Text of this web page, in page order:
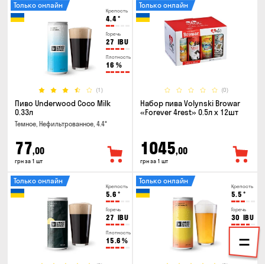
Крепость
4.4°
Горечь
27 IBU
Плотность
16 %
(1)
Только онлайн
Пиво Underwood Coco Milk
0.33л
Темное, Нефильтрованное, 4.4°
77,00
грн за 1 шт
(0)
Только онлайн
Набор пива Volynski Browar
«Forever 4rest» 0.5л х 12шт
1045,00
грн за 1 шт
Крепость
5.6 °
Горечь
27 IBU
Плотность
15.6 %
Только онлайн
Крепость
5.5 °
Горечь
30 IBU
16%
Только онлайн